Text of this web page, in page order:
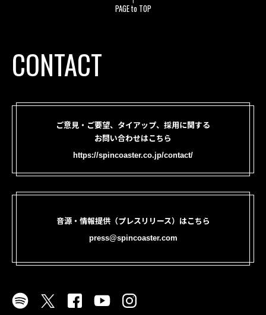
PAGE to TOP
CONTACT
ご意見・ご要望、タイアップ、採用に関する
お問い合わせはこちら
https://spincoaster.co.jp/contact/
音源・情報提供（プレスリリース）はこちら
press@spincoaster.com